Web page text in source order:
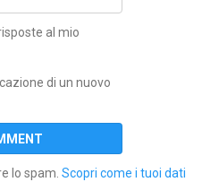
al mio
di un nuovo
lo spam. Scopri come i tuoi dati